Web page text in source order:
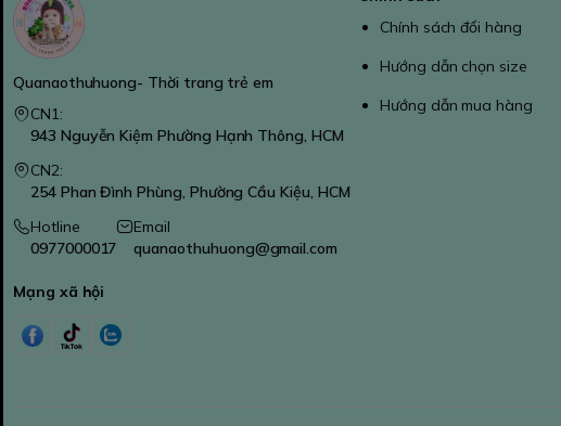
Quanaothuhuong- Thời trang trẻ em
CN1:
943 Nguyễn Kiệm Phường Hạnh Thông, HCM
CN2:
254 Phan Đình Phùng, Phường Cầu Kiệu, HCM
Hotline
0977000017
Email
quanaothuhuong@gmail.com
Mạng xã hội
Chính sách đổi hàng
Hướng dẫn chọn size
Hướng dẫn mua hàng